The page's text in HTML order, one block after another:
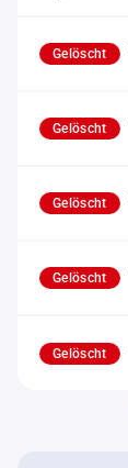
Gelöscht
Gelöscht
Gelöscht
Gelöscht
Gelöscht